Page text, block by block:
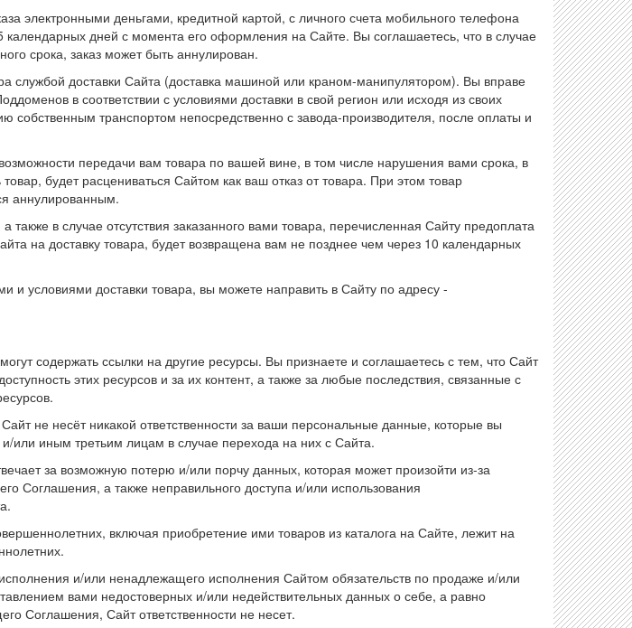
электронными деньгами, кредитной картой, с личного счета мобильного телефона
календарных дней с момента его оформления на Сайте. Вы соглашаетесь, что в случае
срока, заказ может быть аннулирован.
службой доставки Сайта (доставка машиной или краном-манипулятором). Вы вправе
в соответствии с условиями доставки в свой регион или исходя из своих
собственным транспортом непосредственно с завода-производителя, после оплаты и
передачи вам товара по вашей вине, в том числе нарушения вами срока, в
будет расцениваться Сайтом как ваш отказ от товара. При этом товар
аннулированным.
также в случае отсутствия заказанного вами товара, перечисленная Сайту предоплата
на доставку товара, будет возвращена вам не позднее чем через 10 календарных
и условиями доставки товара, вы можете направить в Сайту по адресу -
содержать ссылки на другие ресурсы. Вы признаете и соглашаетесь с тем, что Сайт
этих ресурсов и за их контент, а также за любые последствия, связанные с
не несёт никакой ответственности за ваши персональные данные, которые вы
или иным третьим лицам в случае перехода на них с Сайта.
за возможную потерю и/или порчу данных, которая может произойти из-за
Соглашения, а также неправильного доступа и/или использования
включая приобретение ими товаров из каталога на Сайте, лежит на
и/или ненадлежащего исполнения Сайтом обязательств по продаже и/или
вами недостоверных и/или недействительных данных о себе, а равно
Соглашения, Сайт ответственности не несет.